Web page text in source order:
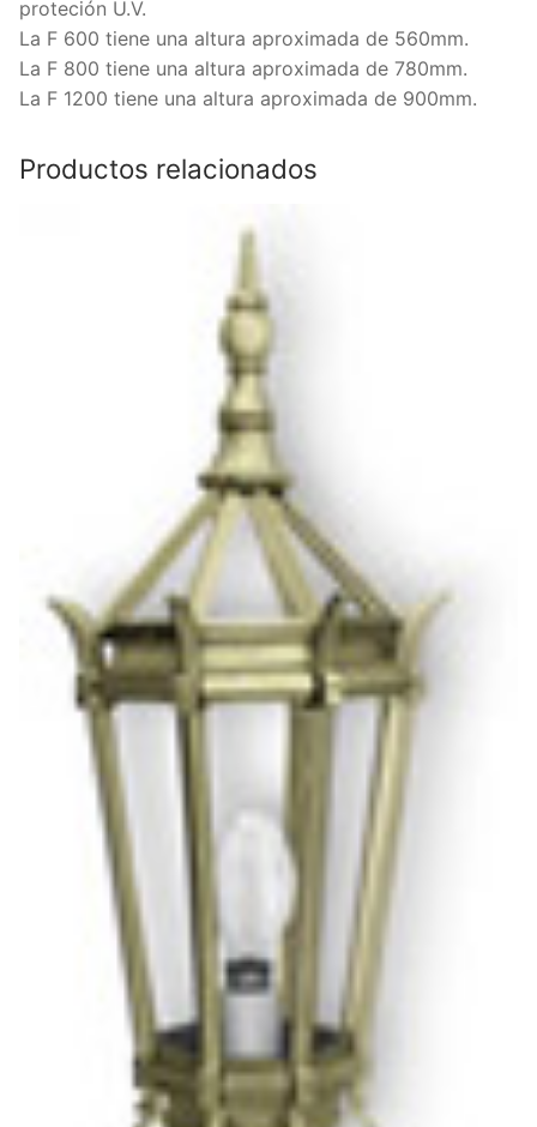
proteción U.V.
La F 600 tiene una altura aproximada de 560mm.
La F 800 tiene una altura aproximada de 780mm.
La F 1200 tiene una altura aproximada de 900mm.
Productos relacionados